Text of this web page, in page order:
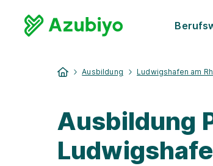
Ausbildung Ludwigshafen am
Ausbildung